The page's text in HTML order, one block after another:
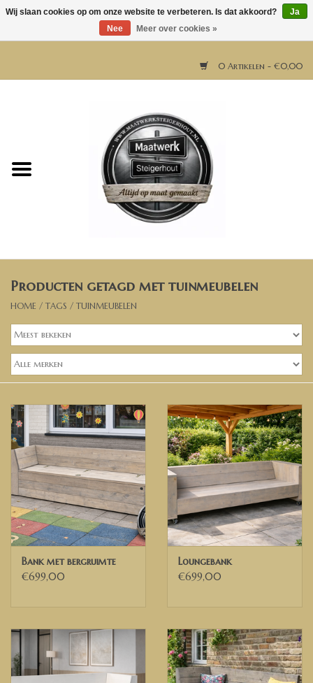
0 Artikelen - €0,00
Horeca meubels
Bartafels
Banken, stoelen &
(Bar)krukken
Hoekbanken
Plantenbakken
Hockers & Terrastafels
Opbergkisten
buy-gift-card
Zuilen & Pilaren
Producten getagd met tuinmeubelen
HOME / TAGS / TUINMEUBELEN
Bank met bergruimte
€699,00
Loungebank
€699,00
Wij slaan cookies op om onze website te verbeteren. Is dat akkoord?
Ja
Nee
Meer over cookies »